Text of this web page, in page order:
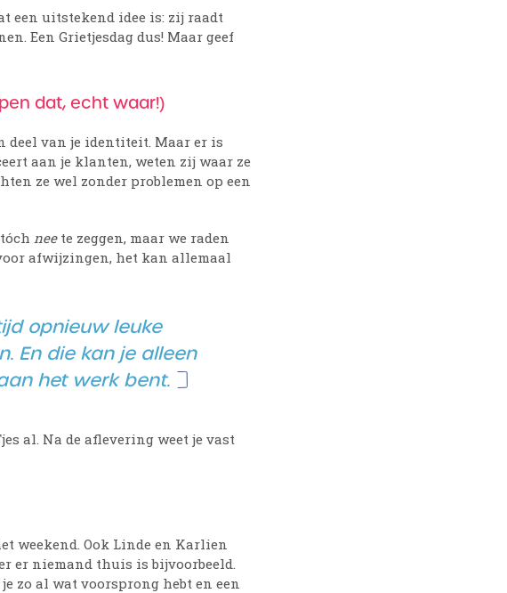
een uitstekend idee is: zij raadt
Een Grietjesdag dus! Maar geef
dat, echt waar!)
deel van je identiteit. Maar er is
aan je klanten, weten zij waar ze
ze wel zonder problemen op een
neete zeggen, maar we raden
afwijzingen, het kan allemaal
opnieuw leuke
En die kan je alleen
het werk bent.
al. Na de aflevering weet je vast
weekend. Ook Linde en Karlien
er niemand thuis is bijvoorbeeld.
zo al wat voorsprong hebt en een